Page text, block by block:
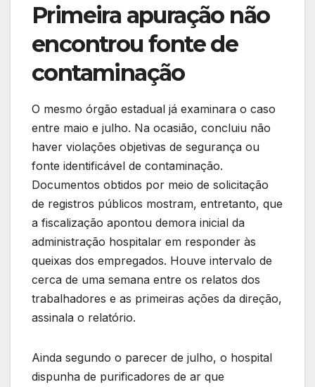
Primeira apuração não
encontrou fonte de
contaminação
O mesmo órgão estadual já examinara o caso
entre maio e julho. Na ocasião, concluiu não
haver violações objetivas de segurança ou
fonte identificável de contaminação.
Documentos obtidos por meio de solicitação
de registros públicos mostram, entretanto, que
a fiscalização apontou demora inicial da
administração hospitalar em responder às
queixas dos empregados. Houve intervalo de
cerca de uma semana entre os relatos dos
trabalhadores e as primeiras ações da direção,
assinala o relatório.
Ainda segundo o parecer de julho, o hospital
dispunha de purificadores de ar que